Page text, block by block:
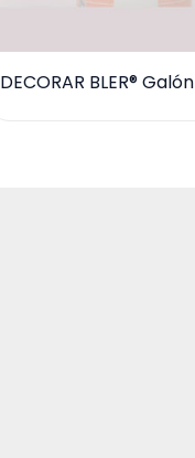
DECORAR BLER® Galón